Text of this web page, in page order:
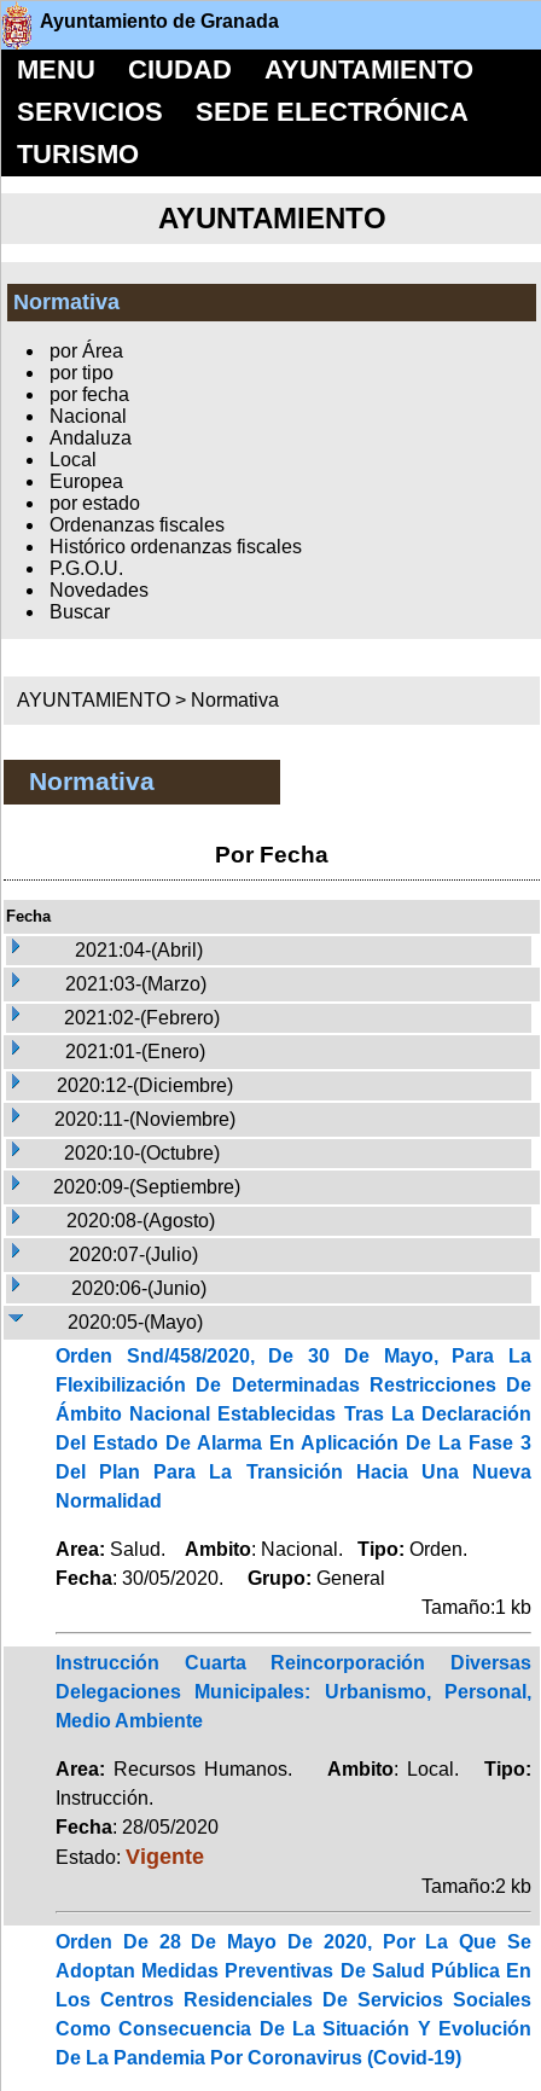
Ayuntamiento de Granada
MENU CIUDAD
AYUNTAMIENTO
SERVICIOS
SEDE ELECTRÓNICA
TURISMO
AYUNTAMIENTO
Normativa
por Área
por tipo
por fecha
Nacional
Andaluza
Local
Europea
por estado
Ordenanzas fiscales
Histórico ordenanzas fiscales
P.G.O.U.
Novedades
Buscar
AYUNTAMIENTO > Normativa
Normativa
Por Fecha
Fecha
2021:04-(Abril)
2021:03-(Marzo)
2021:02-(Febrero)
2021:01-(Enero)
2020:12-(Diciembre)
2020:11-(Noviembre)
2020:10-(Octubre)
2020:09-(Septiembre)
2020:08-(Agosto)
2020:07-(Julio)
2020:06-(Junio)
2020:05-(Mayo)
Orden Snd/458/2020, De 30 De Mayo, Para La
Flexibilización De Determinadas Restricciones De
Ámbito Nacional Establecidas Tras La Declaración
Del Estado De Alarma En Aplicación De La Fase 3
Del Plan Para La Transición Hacia Una Nueva
Normalidad
Area: Salud. Ambito: Nacional. Tipo: Orden.
Fecha: 30/05/2020. Grupo: General
Tamaño:1 kb
Instrucción Cuarta Reincorporación Diversas
Delegaciones Municipales: Urbanismo, Personal,
Medio Ambiente
Area: Recursos Humanos. Ambito: Local.Tipo:
Instrucción.
Fecha: 28/05/2020
Estado: Vigente
Tamaño:2 kb
Orden De 28 De Mayo De 2020, Por La Que Se
Adoptan Medidas Preventivas De Salud Pública En
Los Centros Residenciales De Servicios Sociales
Como Consecuencia De La Situación Y Evolución
De La Pandemia Por Coronavirus (Covid-19)